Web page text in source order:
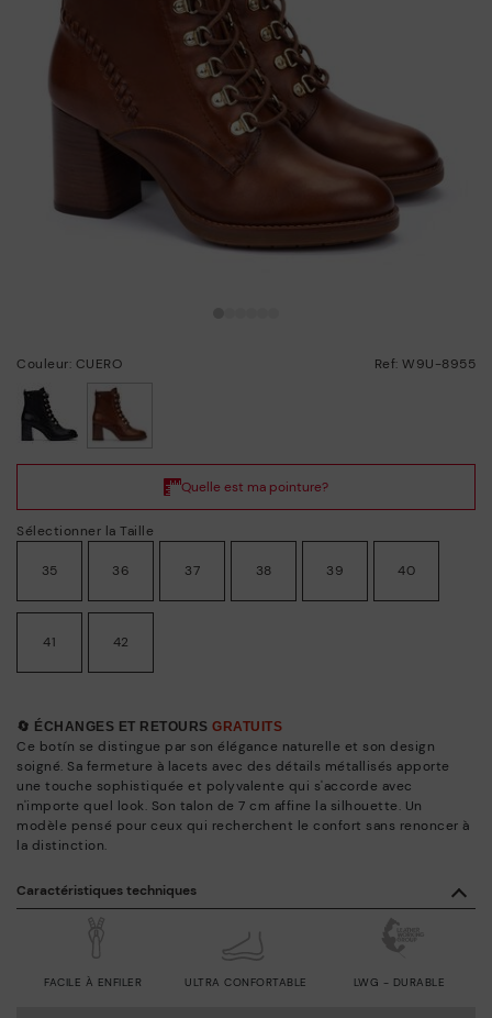
Couleur: CUERO Ref: W9U-8955
Sélectionner la Taille
35 36 37 38 39 40
41 42
🔄 ÉCHANGES ET RETOURS GRATUITS
Ce botín se distingue par son élégance naturelle et son design
soigné. Sa fermeture à lacets avec des détails métallisés apporte
une touche sophistiquée et polyvalente qui s'accorde avec
n'importe quel look. Son talon de 7 cm affine la silhouette. Un
modèle pensé pour ceux qui recherchent le confort sans renoncer à
la distinction.
Caractéristiques techniques
FACILE À ENFILER ULTRA CONFORTABLE LWG - DURABLE